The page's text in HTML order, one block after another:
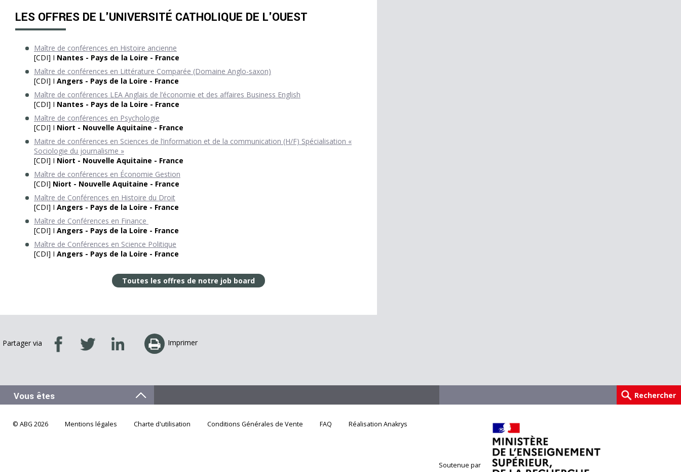
LES OFFRES DE L'UNIVERSITÉ CATHOLIQUE DE L'OUEST
Maître de conférences en Histoire ancienne
[CDI] I Nantes - Pays de la Loire - France
Maître de conférences en Littérature Comparée (Domaine Anglo-saxon)
[CDI] I Angers - Pays de la Loire - France
Maître de conférences LEA Anglais de l’économie et des affaires Business English
[CDI] I Nantes - Pays de la Loire - France
Maître de conférences en Psychologie
[CDI] I Niort - Nouvelle Aquitaine - France
Maitre de conférences en Sciences de l’information et de la communication (H/F) Spécialisation «
Sociologie du journalisme »
[CDI] I Niort - Nouvelle Aquitaine - France
Maître de conférences en Économie Gestion
[CDI] Niort - Nouvelle Aquitaine - France
Maître de Conférences en Histoire du Droit
[CDI] I Angers - Pays de la Loire - France
Maître de Conférences en Finance
[CDI] I Angers - Pays de la Loire - France
Maître de Conférences en Science Politique
[CDI] I Angers - Pays de la Loire - France
Toutes les offres de notre job board
Partager via Imprimer
© ABG 2026 Mentions légales Charte d'utilisation Conditions Générales de Vente FAQ Réalisation Anakrys
Soutenue par